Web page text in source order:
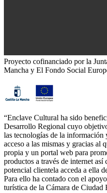
Proyecto cofinanciado por la
Mancha y El Fondo Social
“Enclave Cultural ha sido
Desarrollo Regional cuyo
las tecnologías de la información
acceso a las mismas y gracias al
propia y un portal web para
productos a través de internet
potencial clientela acceda a ella
Para ello ha contado con el
turística de la Cámara de Ciudad